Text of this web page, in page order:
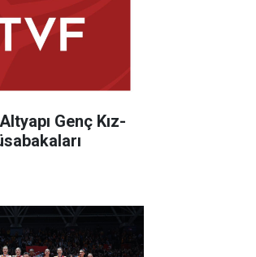
Genç Kız-